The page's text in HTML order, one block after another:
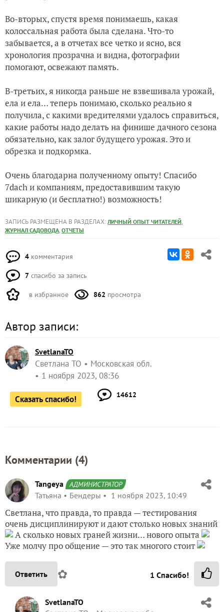
Во-вторых, спустя время понимаешь, какая
колоссальная работа была сделана. Что-то
забывается, а в отчетах все четко и ясно, вся
хронология прозрачна и видна, фотографии
помогают, освежают память.
В-третьих, я никогда раньше не взвешивала урожай,
ела и ела… теперь понимаю, сколько реально я
получила, с какими вредителями удалось справиться,
какие работы надо делать на финише дачного сезона
обязательно, как залог будущего урожая. Это и
обрезка и подкормка.
Очень благодарна полученному опыту! Спасибо
7dach и компаниям, предоставившим такую
шикарную (и бесплатно!) возможность!
ЗАПИСЬ РАЗМЕЩЕНА В РАЗДЕЛАХ: ЛИЧНЫЙ ОПЫТ ЧИТАТЕЛЕЙ,
ЖУРНАЛ САДОВОДА, ОТЧЕТЫ
4 комментария
7 спасибо за запись
в избранное 862 просмотра
Автор записи:
SvetlanaTO
Светлана ТО
Московская обл.
1 ноября 2023, 08:36
Сказать спасибо! 14612
Комментарии (4)
Tangeya АДМИНИСТРАТОР
Татьяна Бендеры 1 ноября 2023, 10:49
Светлана, что правда, то правда — тестирования
очень дисциплинируют и дают столько новых знаний
А сколько новых граней жизни… нового опыта
Уже молчу про общение — это так многого стоит
Ответить ✿ 1 Спасибо!
SvetlanaTO